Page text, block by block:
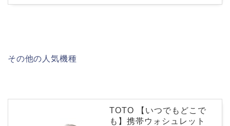
その他の人気機種
TOTO 【いつでもどこで
も】携帯ウォシュレット